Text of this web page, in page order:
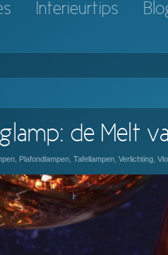
Interieurtips
de Melt
Plafondlampen Tafellampen Verlichting